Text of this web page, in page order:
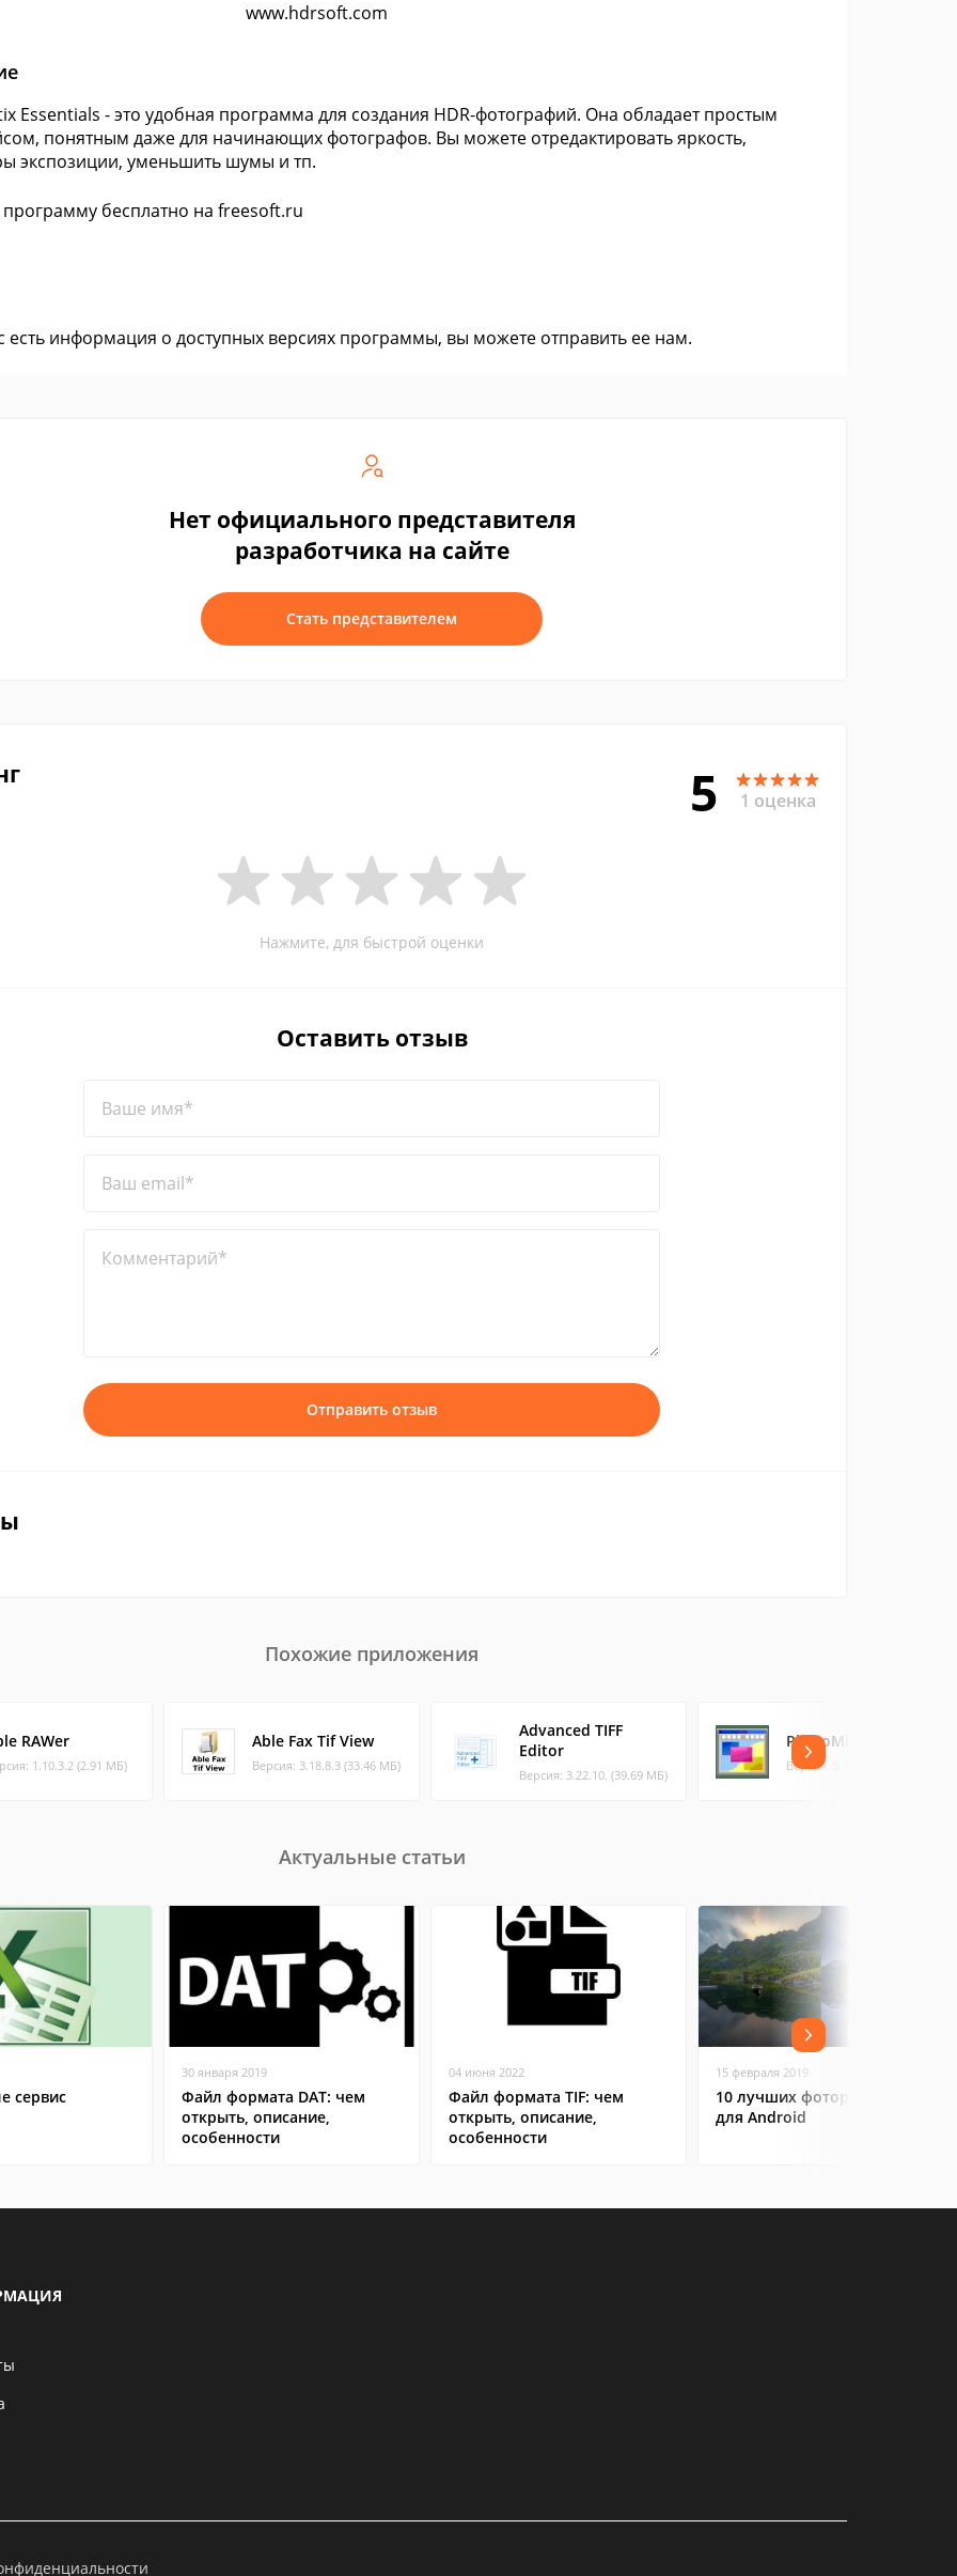
www.hdrsoft.com
Essentials - это удобная программа для создания HDR-фотографий. Она обладает простым
понятным даже для начинающих фотографов. Вы можете отредактировать яркость,
экспозиции, уменьшить шумы и тп.
программу бесплатно на freesoft.ru
есть информация о доступных версиях программы, вы можете отправить ее нам.
Нет официального представителя
разработчика на сайте
Стать представителем
5 1 оценка
Нажмите, для быстрой оценки
Оставить отзыв
Ваше имя*
Ваш email*
Комментарий*
Отправить отзыв
Похожие приложения
RAWer
1.10.3.2 (2.91 МБ)
Able Fax Tif View
Версия: 3.18.8.3 (33.46 МБ)
Advanced TIFF
Editor
Версия: 3.22.10. (39.69 МБ)
PhotoMix
Версия: 5.3.2 (9.22 МБ)
Актуальные статьи
сервис
30 января 2019
Файл формата DAT: чем
открыть, описание,
особенности
04 июня 2022
Файл формата TIF: чем
открыть, описание,
особенности
15 февраля 2019
10 лучших фоторедакторов
для Android